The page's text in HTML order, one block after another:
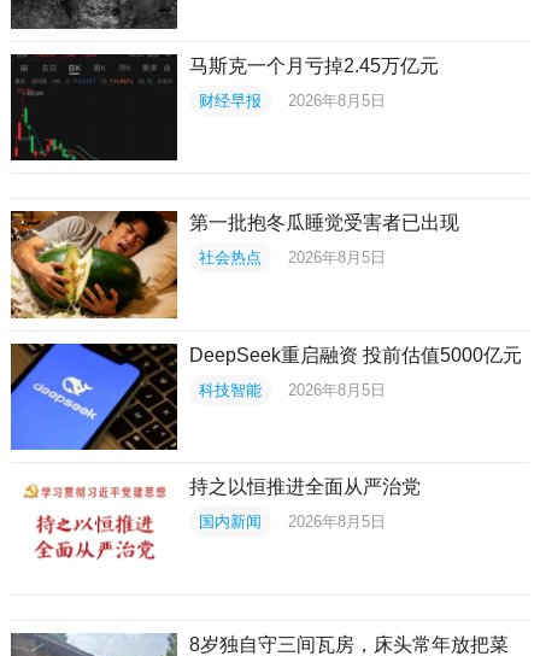
马斯克一个月亏掉2.45万亿元
财经早报 2026年8月5日
第一批抱冬瓜睡觉受害者已出现
社会热点 2026年8月5日
DeepSeek重启融资 投前估值5000亿元
科技智能 2026年8月5日
持之以恒推进全面从严治党
国内新闻 2026年8月5日
8岁独自守三间瓦房，床头常年放把菜